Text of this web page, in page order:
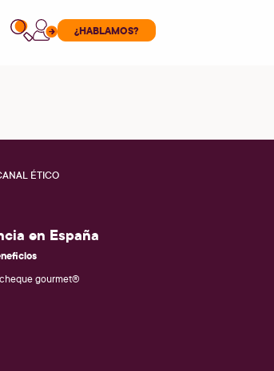
¿HABLAMOS?
ÉTICO
en España
gourmet®